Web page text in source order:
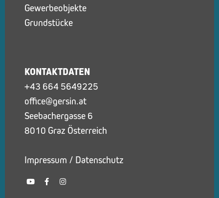
Gewerbeobjekte
Grundstücke
KONTAKTDATEN
+43 664 5649225
office@gersin.at
Seebachergasse 6
8010 Graz Österreich
Impressum / Datenschutz
Y
o
F
a
I
n